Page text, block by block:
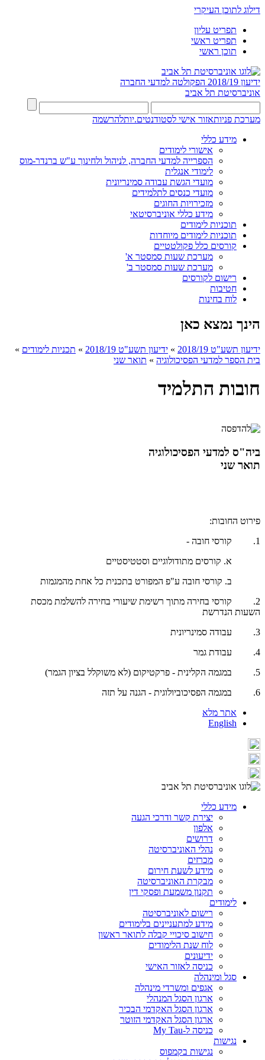
דילוג לתוכן העיקרי
תפריט עליון
תפריט ראשי
תוכן ראשי
ידיעון 2018/19
הפקולטה למדעי החברה
אוניברסיטת תל אביב
מערכת פניותאזור אישי לסטודנטים.יותלהרשמה
מידע כללי
אישורי לימודים
הספרייה למדעי החברה, לניהול ולחינוך ע"ש ברנדר-מוס
לימודי אנגלית
מועדי הגשת עבודה סמינריונית
מועדי כנסים לתלמידים
מזכירויות החוגים
מידע כללי אוניברסיטאי
תוכניות לימודים
תוכניות לימודים מיוחדות
קורסים כלל פקולטטיים
מערכת שעות סמסטר א'
מערכת שעות סמסטר ב'
רישום לקורסים
חטיבות
לוח בחינות
הינך נמצא כאן
ידיעון תשע"ט 2018/19 » ידיעון תשע"ט 2018/19 » תכניות לימודים »
בית הספר למדעי הפסיכולוגיה » תואר שני
חובות התלמיד
ביה"ס למדעי הפסיכולוגיה
תואר שני
פירוט החובות:
1. קורסי חובה -
א. קורסים מתודולוגיים וסטטיסטיים
ב. קורסי חובה ע"פ המפורט בתכנית כל אחת מהמגמות
2. קורסי בחירה מתוך רשימת שיעורי בחירה להשלמת מכסת
השעות הנדרשת
3. עבודה סמינריונית
4. עבודת גמר
5. במגמה הקלינית - פרקטיקום (לא משוקלל בציון הגמר)
6. במגמה הפסיכוביולוגית - הגנה על תזה
אתר מלא
English
מידע כללי
יצירת קשר ודרכי הגעה
אלפון
דרושים
נהלי האוניברסיטה
מכרזים
מידע לשעת חירום
מבקרת האוניברסיטה
תקנון משמעת ופסקי דין
לימודים
רישום לאוניברסיטה
מידע למתעניינים בלימודים
חישוב סיכויי קבלה לתואר ראשון
לוח שנת הלימודים
ידיעונים
כניסה לאזור האישי
סגל ומינהלה
אגפים ומשרדי מינהלה
ארגון הסגל המנהלי
ארגון הסגל האקדמי הבכיר
ארגון הסגל האקדמי הזוטר
כניסה ל-My Tau
נגישות
נגישות בקמפוס